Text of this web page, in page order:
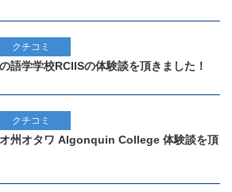
クチコミ
語学学校RCIISの体験談を頂きました！
クチコミ
オ州オタワ Algonquin College 体験談を頂